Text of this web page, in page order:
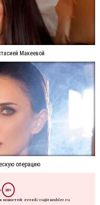
Макеевой
операцию
18+
новостей: zvezdi-ru@rambler.ru